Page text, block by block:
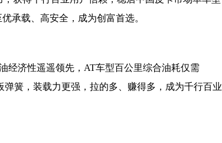
承载、高安全，成为创富首选。
经济性遥遥领先，AT车型百公里综合油耗仅需
簧，装载力更强，拉的多、赚得多，成为千行百业